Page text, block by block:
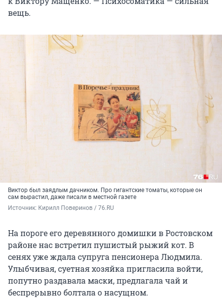
вещь.
Виктор был заядлым дачником. Про гигантские томаты, которые он
сам вырастил, даже писали в местной газете
Источник: Кирилл Поверинов / 76.RU
На пороге его деревянного домишки в Ростовском
районе нас встретил пушистый рыжий кот. В
сенях уже ждала супруга пенсионера Людмила.
Улыбчивая, суетная хозяйка пригласила войти,
попутно раздавала маски, предлагала чай и
беспрерывно болтала о насущном.